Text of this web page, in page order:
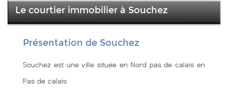
Le courtier immobilier à Souchez
Présentation de Souchez
Souchez est une ville située en Nord pas de calais en
Pas de calais